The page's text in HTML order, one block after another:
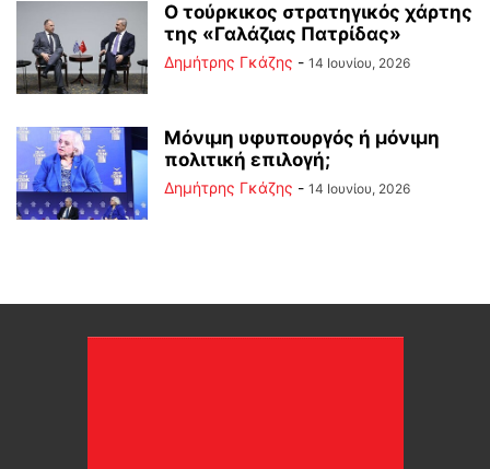
Ο τούρκικος στρατηγικός χάρτης
της «Γαλάζιας Πατρίδας»
Δημήτρης Γκάζης - 14 Ιουνίου, 2026
Μόνιμη υφυπουργός ή μόνιμη
πολιτική επιλογή;
Δημήτρης Γκάζης - 14 Ιουνίου, 2026